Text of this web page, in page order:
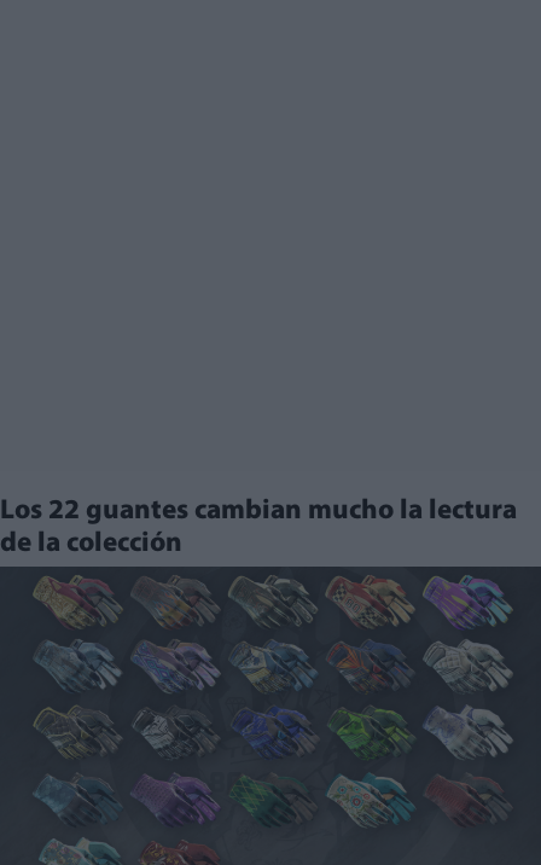
Los 22 guantes cambian mucho la lectura
de la colección